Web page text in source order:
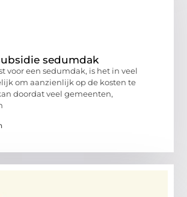
sedumdak
voor een sedumdak, is het in veel
om aanzienlijk op de kosten te
doordat veel gemeenten,